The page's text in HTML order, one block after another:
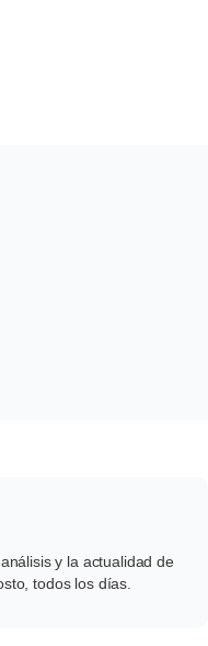
y la actualidad de
todos los días.